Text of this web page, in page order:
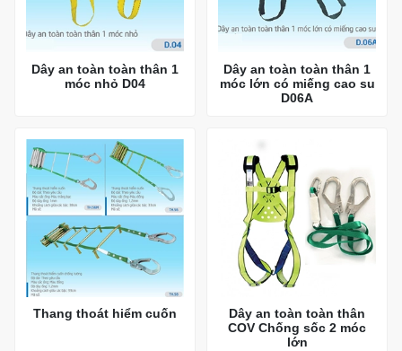
Dây an toàn toàn thân 1
móc nhỏ D04
Dây an toàn toàn thân 1
móc lớn có miếng cao su
D06A
Thang thoát hiểm cuốn
Dây an toàn toàn thân
COV Chống sốc 2 móc
lớn